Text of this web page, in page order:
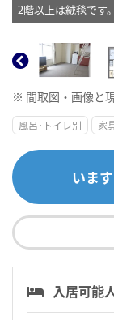
2階以上は絨毯です。
※ 間取図・画像と
風呂･トイレ別 家
いま
入居可能